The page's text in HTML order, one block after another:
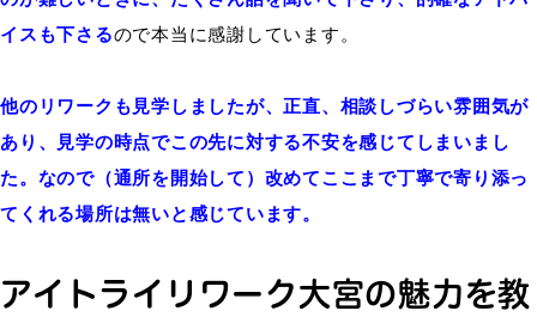
イスも下さるので本当に感謝しています。
他のリワークも見学しましたが、正直、相談しづらい雰囲気が
あり、見学の時点でこの先に対する不安を感じてしまいまし
た。 なので（通所を開始して）改めてここまで丁寧で寄り添っ
てくれる場所は無いと感じています。
アイトライリワーク大宮の魅力を教